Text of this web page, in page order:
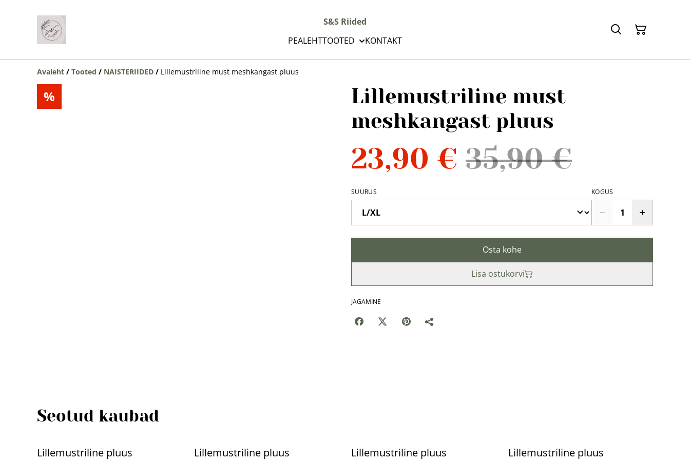
S&S Riided
PEALEHTTOOTED KONTAKT
Avaleht / Tooted / NAISTERIIDED / Lillemustriline must meshkangast pluus
%
Lillemustriline must
meshkangast pluus
23,90 € 35,90 €
SUURUS KOGUS
Osta kohe
Lisa ostukorvi
JAGAMINE
Seotud kaubad
%
Lillemustriline pluus %
Lillemustriline pluus %
Lillemustriline pluus %
Lillemustriline pluus